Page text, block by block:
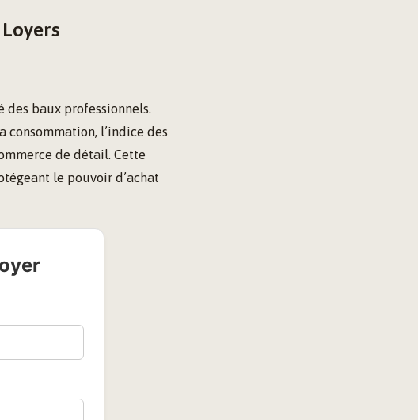
des baux professionnels.
consommation, l’indice des
de détail. Cette
le pouvoir d’achat